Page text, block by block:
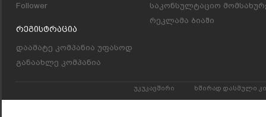
Follower
Რეგისტრაცია
დაამატე კომპანია უფასოდ
განაახლე კომპანია
საკონსულტაციო
რეკლამა ბიაში
უკუკავშირი ხშირად დასმული